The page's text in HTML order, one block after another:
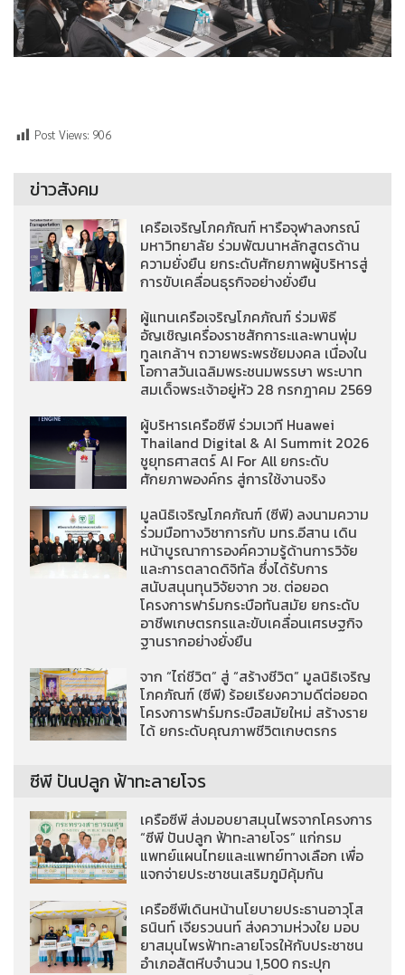
Post Views: 906
ข่าวสังคม
เครือเจริญโภคภัณฑ์ หารือจุฬาลงกรณ์
มหาวิทยาลัย ร่วมพัฒนาหลักสูตรด้าน
ความยั่งยืน ยกระดับศักยภาพผู้บริหารสู่
การขับเคลื่อนธุรกิจอย่างยั่งยืน
ผู้แทนเครือเจริญโภคภัณฑ์ ร่วมพิธี
อัญเชิญเครื่องราชสักการะและพานพุ่ม
ทูลเกล้าฯ ถวายพระพรชัยมงคล เนื่องใน
โอกาสวันเฉลิมพระชนมพรรษา พระบาท
สมเด็จพระเจ้าอยู่หัว 28 กรกฎาคม 2569
ผู้บริหารเครือซีพี ร่วมเวที Huawei
Thailand Digital & AI Summit 2026
ชูยุทธศาสตร์ AI For All ยกระดับ
ศักยภาพองค์กร สู่การใช้งานจริง
มูลนิธิเจริญโภคภัณฑ์ (ซีพี) ลงนามความ
ร่วมมือทางวิชาการกับ มทร.อีสาน เดิน
หน้าบูรณาการองค์ความรู้ด้านการวิจัย
และการตลาดดิจิทัล ซึ่งได้รับการ
สนับสนุนทุนวิจัยจาก วช. ต่อยอด
โครงการฟาร์มกระบือทันสมัย ยกระดับ
อาชีพเกษตรกรและขับเคลื่อนเศรษฐกิจ
ฐานรากอย่างยั่งยืน
จาก “ไถ่ชีวิต” สู่ “สร้างชีวิต” มูลนิธิเจริญ
โภคภัณฑ์ (ซีพี) ร้อยเรียงความดีต่อยอด
โครงการฟาร์มกระบือสมัยใหม่ สร้างราย
ได้ ยกระดับคุณภาพชีวิตเกษตรกร
ซีพี ปันปลูก ฟ้าทะลายโจร
เครือซีพี ส่งมอบยาสมุนไพรจากโครงการ
“ซีพี ปันปลูก ฟ้าทะลายโจร” แก่กรม
แพทย์แผนไทยและแพทย์ทางเลือก เพื่อ
แจกจ่ายประชาชนเสริมภูมิคุ้มกัน
เครือซีพีเดินหน้านโยบายประธานอาวุโส
ธนินท์ เจียรวนนท์ ส่งความห่วงใย มอบ
ยาสมุนไพรฟ้าทะลายโจรให้กับประชาชน
อำเภอสัตหีบจำนวน 1,500 กระปุก